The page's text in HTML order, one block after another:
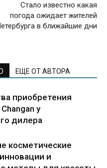
Стало известно какая
погода ожидает жителей
в ближайшие дни
ЕЩЕ ОТ АВТОРА
приобретения
у
дилера
косметические
и